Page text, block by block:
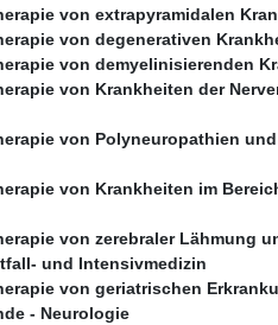
von extrapyramidalen
von degenerativen
von demyelinisierenden
von Krankheiten der
von Polyneuropathien
von Krankheiten im
von zerebraler Lähmung
und Intensivmedizin
von geriatrischen
- Neurologie